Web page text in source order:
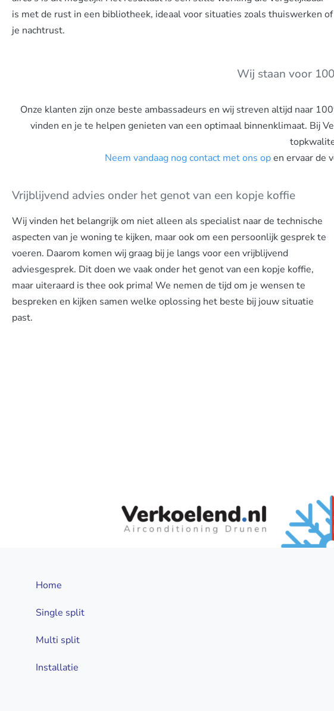
is met de rust in een bibliotheek, ideaal voor situaties zoals thuiswerken of
je nachtrust.
Wij staan voor
Onze klanten zijn onze beste ambassadeurs en wij streven altijd naar
vinden en je te helpen genieten van een optimaal binnenklimaat. Bij
Neem vandaag nog contact met ons open ervaar de
Vrijblijvend advies onder het genot van een kopje koffie
Wij vinden het belangrijk om niet alleen als specialist naar de technische
aspecten van je woning te kijken, maar ook om een persoonlijk gesprek te
voeren. Daarom komen wij graag bij je langs voor een vrijblijvend
adviesgesprek. Dit doen we vaak onder het genot van een kopje koffie,
maar uiteraard is thee ook prima! We nemen de tijd om je wensen te
bespreken en kijken samen welke oplossing het beste bij jouw situatie
past.
Home
Single split
Multi split
Installatie